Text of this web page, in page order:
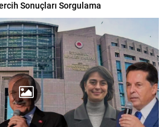
Sonuçları Sorgulama